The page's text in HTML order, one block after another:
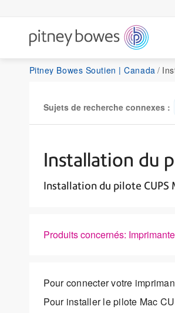
Pitney Bowes Soutien | Canada
Sujets de recherche connexes :
Installation du
Installation du pilote CUPS
Produits concernés:
Pour connecter votre
Pour installer le pilote Mac